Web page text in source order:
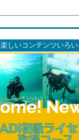
楽しいコンテンツいろい